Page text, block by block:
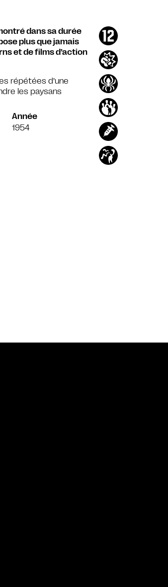
dans sa durée
plus que jamais
et de films d’action
répétées d’une
les paysans
Année
1954